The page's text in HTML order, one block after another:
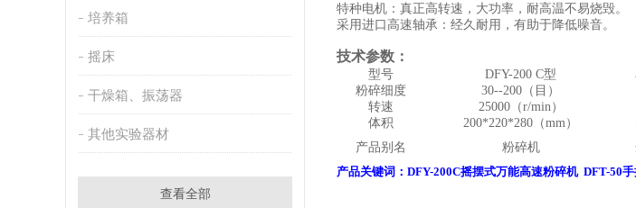
培养箱
摇床
干燥箱、振荡器
其他实验器材
查看全部
特种电机：真正高转速，大功率，耐高温不易烧毁。
采用进口高速轴承：经久耐用，有助于降低噪音。
技术参数：
型号 DFY-200 C型
粉碎细度
30--200 （目）
转速
25000（r/min）
体积
200*220*280 （mm）
产品别名
粉碎机
产品关键词： DFY-200C摇摆式万能高速粉碎机 DFT-50